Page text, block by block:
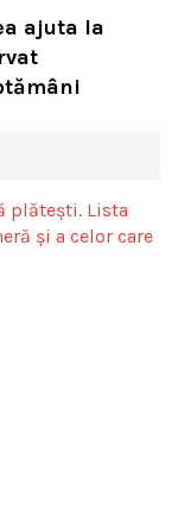
ajuta la